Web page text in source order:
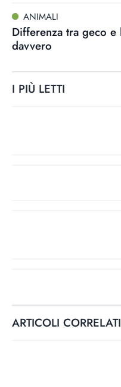
ANIMALI
Differenza tra geco
davvero
I PIÙ LETTI
ARTICOLI CORRELATI